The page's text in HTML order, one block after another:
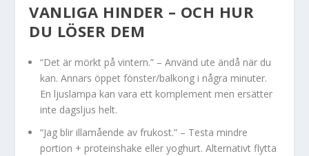
VANLIGA HINDER – OCH HUR
DU LÖSER DEM
“Det är mörkt på vintern.” – Använd ute ändå när du
kan. Annars öppet fönster/balkong i några minuter.
En ljuslampa kan vara ett komplement men ersätter
inte dagsljus helt.
“Jag blir illamående av frukost.” – Testa mindre
portion + proteinshake eller yoghurt. Alternativt flytta